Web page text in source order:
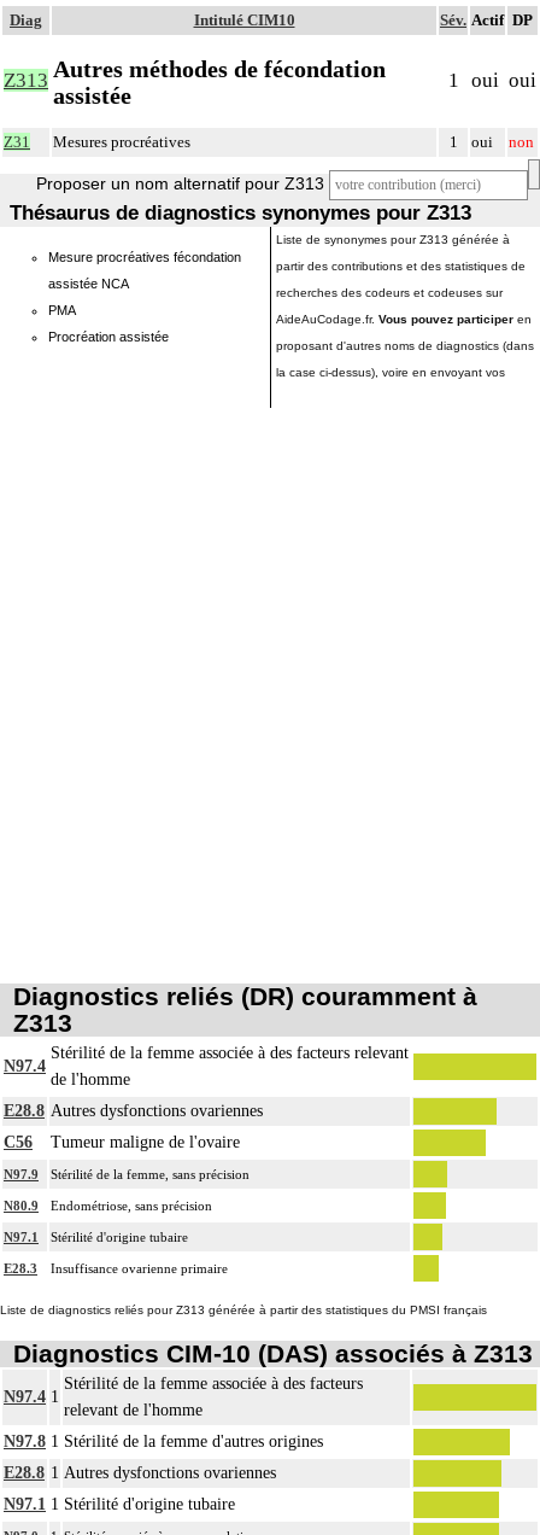
Diag Intitulé CIM10 Sév. Actif DP
Z313 Autres méthodes de fécondation
assistée
1 oui oui
Z31 Mesures procréatives 1 oui non
Proposer un nom alternatif pour Z313
Thésaurus de diagnostics synonymes pour Z313
Mesure procréatives fécondation
assistée NCA
PMA
Procréation assistée
Liste de synonymes pour Z313 générée à
partir des contributions et des statistiques de
recherches des codeurs et codeuses sur
AideAuCodage.fr. Vous pouvez participer en
proposant d'autres noms de diagnostics (dans
la case ci-dessus), voire en envoyant vos
Diagnostics reliés (DR) couramment à
Z313
N97.4
Stérilité de la femme associée à des facteurs relevant
de l'homme
E28.8 Autres dysfonctions ovariennes
C56
Tumeur maligne de l'ovaire
N97.9 Stérilité de la femme, sans précision
N80.9 Endométriose, sans précision
N97.1 Stérilité d'origine tubaire
E28.3 Insuffisance ovarienne primaire
Liste de diagnostics reliés pour Z313 générée à partir des statistiques du PMSI français
Diagnostics CIM-10 (DAS) associés à Z313
N97.4 1
Stérilité de la femme associée à des facteurs
relevant de l'homme
N97.8 1 Stérilité de la femme d'autres origines
E28.8 1 Autres dysfonctions ovariennes
N97.1 1 Stérilité d'origine tubaire